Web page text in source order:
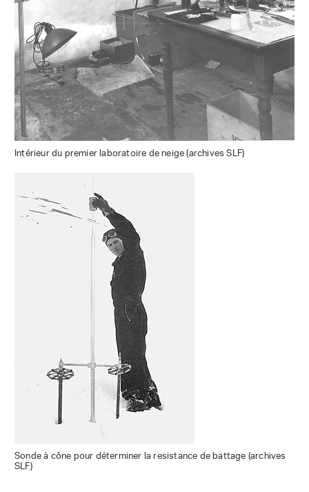
Intérieur du premier laboratoire de neige (archives SLF)
Sonde à cône pour déterminer la resistance de battage (archives
SLF)